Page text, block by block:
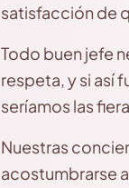
satisfacción de
Todo buen jefe
respeta, y si así
seríamos las
Nuestras
acostumbrarse